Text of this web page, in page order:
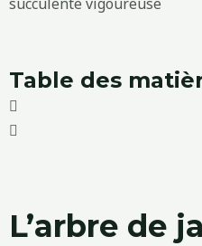
Table des
L’arbre de